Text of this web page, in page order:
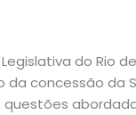
do Rio
concessão da